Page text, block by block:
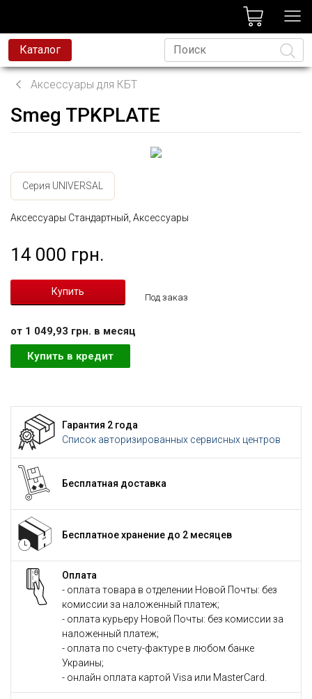
Каталог
Аксессуары для КБТ
Smeg TPKPLATE
Серия UNIVERSAL
Аксессуары Стандартный, Аксессуары
14 000 грн.
Под заказ
от 1 049,93 грн. в месяц
Купить в кредит
Гарантия 2 года
Список авторизированных сервисных центров
Бесплатная доставка
Бесплатное хранение до 2 месяцев
Оплата
- оплата товара в отделении Новой Почты: без
комиссии за наложенный платеж;
- оплата курьеру Новой Почты: без комиссии за
наложенный платеж;
- оплата по счету-фактуре в любом банке
Украины;
- онлайн оплата картой Visa или MasterCard.